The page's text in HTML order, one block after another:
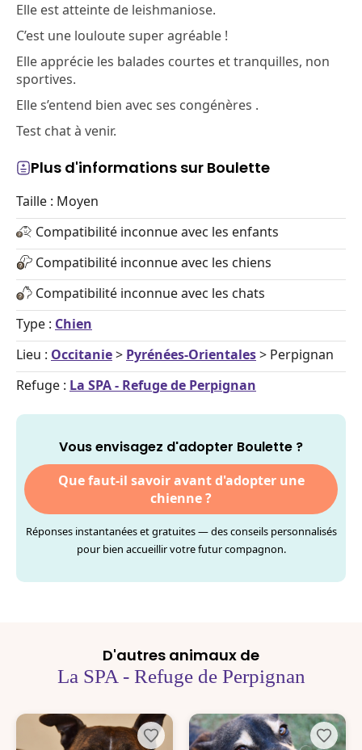
Elle est atteinte de leishmaniose.
C’est une louloute super agréable !
Elle apprécie les balades courtes et tranquilles, non
sportives.
Elle s’entend bien avec ses congénères .
Test chat à venir.
Plus d'informations sur Boulette
Taille : Moyen
Compatibilité inconnue avec les enfants
Compatibilité inconnue avec les chiens
Compatibilité inconnue avec les chats
Type : Chien
Lieu : Occitanie> Pyrénées-Orientales> Perpignan
Refuge : La SPA - Refuge de Perpignan
Vous envisagez d'adopter Boulette ?
Que faut-il savoir avant d'adopter une
chienne ?
Réponses instantanées et gratuites — des conseils personnalisés
pour bien accueillir votre futur compagnon.
D'autres animaux de
La SPA - Refuge de Perpignan